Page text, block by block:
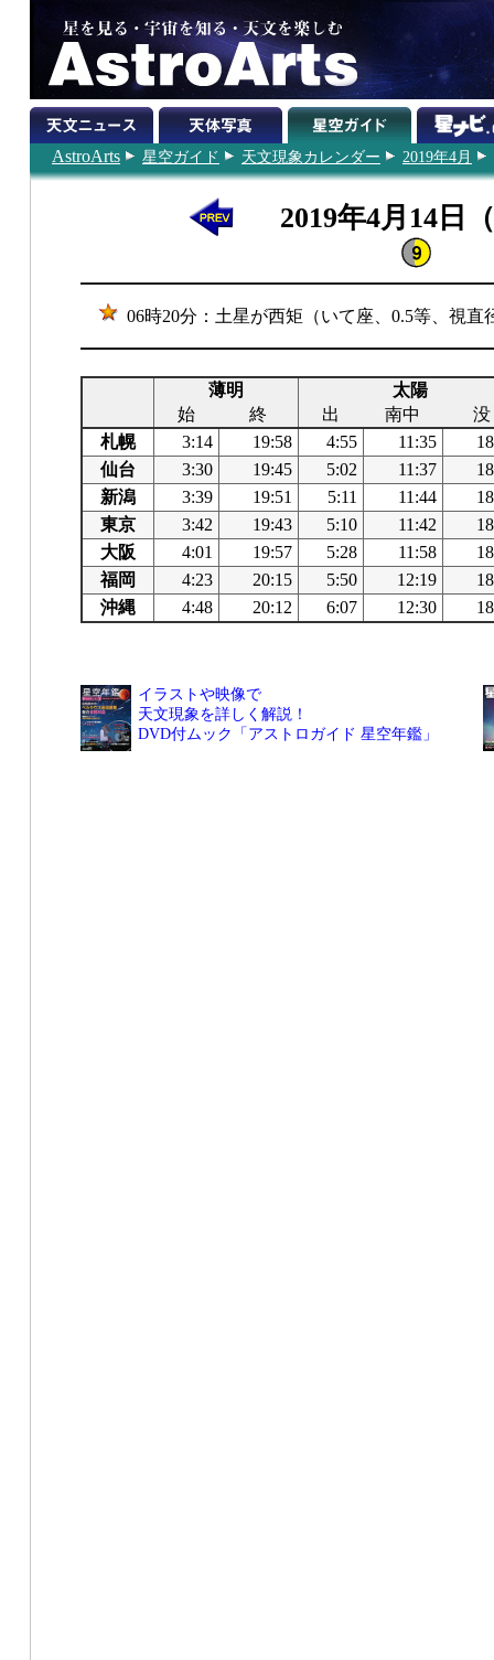
AstroArts 星空ガイド 天文現象カレンダー 2019年4月
2019年4月14日
06時20分：土星が西矩（いて座、0.5等、視直
薄明
太陽
始
終 出 南中
没
札幌
3:14 19:58 4:55 11:35
仙台
3:30 19:45 5:02 11:37
新潟
3:39 19:51 5:11 11:44
東京
3:42 19:43 5:10 11:42
大阪
4:01 19:57 5:28 11:58
福岡
4:23 20:15 5:50 12:19
沖縄
4:48 20:12 6:07 12:30
イラストや映像で
天文現象を詳しく解説！
DVD付ムック「アストロガイド 星空年鑑」